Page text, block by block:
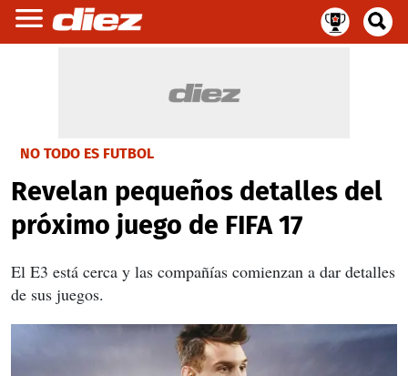
NO TODO ES FUTBOL
Revelan pequeños detalles del
próximo juego de FIFA 17
El E3 está cerca y las compañías comienzan a dar detalles
de sus juegos.